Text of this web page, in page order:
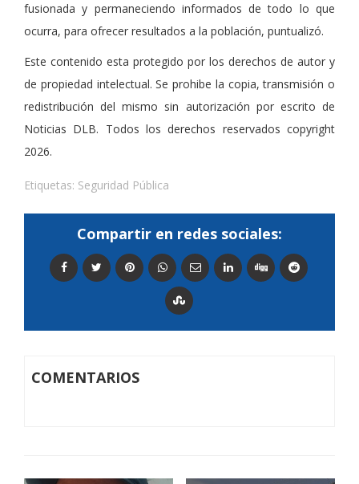
fusionada y permaneciendo informados de todo lo que
ocurra, para ofrecer resultados a la población, puntualizó.
Este contenido esta protegido por los derechos de autor y
de propiedad intelectual. Se prohibe la copia, transmisión o
redistribución del mismo sin autorización por escrito de
Noticias DLB. Todos los derechos reservados copyright
2026.
Etiquetas: Seguridad Pública
Compartir en redes sociales:
COMENTARIOS